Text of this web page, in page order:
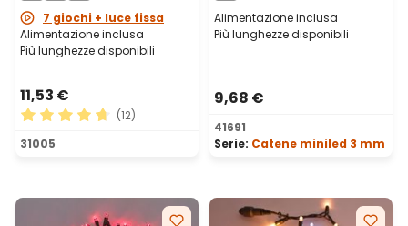
7 giochi + luce fissa
Alimentazione inclusa
Più lunghezze disponibili
11,53 €
Valutazione media di 4.75 su 5 stelle
(12)
31005
Alimentazione inclusa
Più lunghezze disponibili
9,68 €
41691
Serie: Catene miniled 3 mm